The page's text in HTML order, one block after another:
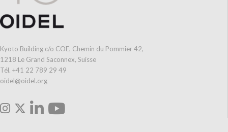
Kyoto Building c/o COE, Chemin du Pommier 42,
1218 Le Grand Saconnex, Suisse
Tél. +41 22 789 29 49
oidel@oidel.org